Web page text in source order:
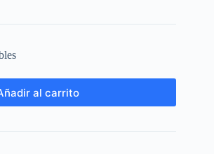
al carrito